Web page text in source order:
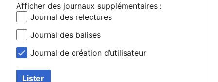
Afficher des journaux supplémentaires :
Journal des relectures
Journal des balises
Journal de création d’utilisateur
Lister